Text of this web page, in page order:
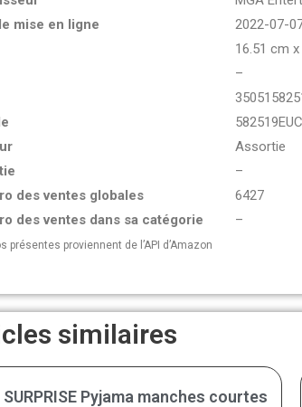
mise en ligne
2022-07-
16.51 cm
–
582519EUC
Assortie
–
des ventes globales
6427
des ventes dans sa catégorie
–
présentes proviennent de l’API d’Amazon
similaires
SURPRISE Pyjama manches courtes